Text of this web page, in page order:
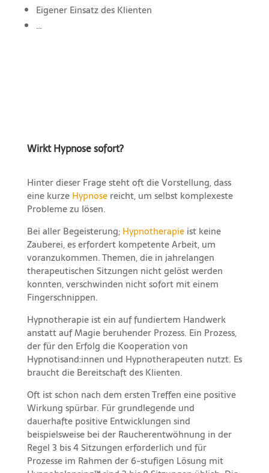
Eigener Einsatz des Klienten
…
Wirkt Hypnose sofort?
Hinter dieser Frage steht oft die Vorstellung, dass
eine kurze Hypnosereicht, um selbst komplexeste
Probleme zu lösen.
Bei aller Begeisterung; Hypnotherapieist keine
Zauberei, es erfordert kompetente Arbeit, um
voranzukommen. Themen, die in jahrelangen
therapeutischen Sitzungen nicht gelöst werden
konnten, verschwinden nicht sofort mit einem
Fingerschnippen.
Hypnotherapie ist ein auf fundiertem Handwerk
anstatt auf Magie beruhender Prozess. Ein Prozess,
der für den Erfolg die Kooperation von
Hypnotisand:innen und Hypnotherapeuten nutzt. Es
braucht die Bereitschaft des Klienten.
Oft ist schon nach dem ersten Treffen eine positive
Wirkung spürbar. Für grundlegende und
dauerhafte positive Entwicklungen sind
beispielsweise bei der Raucherentwöhnung in der
Regel 3 bis 4 Sitzungen erforderlich und für
Prozesse im Rahmen der 6-stufigen Lösung mit